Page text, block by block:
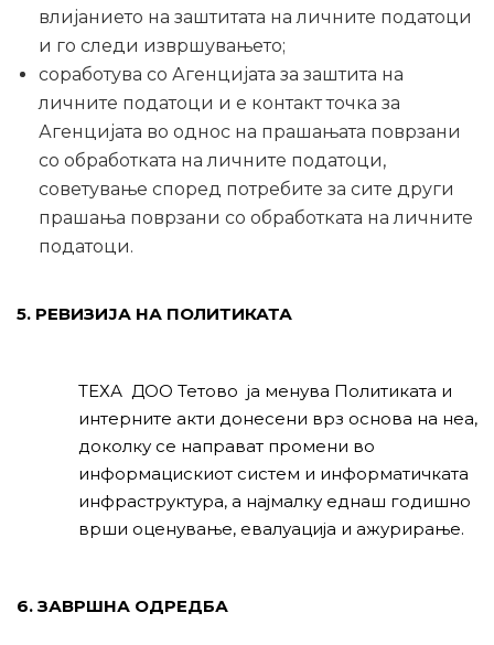
влијанието на заштитата на личните податоци
и го следи извршувањето;
соработува со Агенцијата за заштита на
личните податоци и е контакт точка за
Агенцијата во однос на прашањата поврзани
со обработката на личните податоци,
советување според потребите за сите други
прашања поврзани со обработката на личните
податоци.
5. РЕВИЗИЈА НА ПОЛИТИКАТА
ТЕХА ДОО Тетово ја менува Политиката и
интерните акти донесени врз основа на неа,
доколку се направат промени во
информацискиот систем и информатичката
инфраструктура, а најмалку еднаш годишно
врши оценување, евалуација и ажурирање.
6. ЗАВРШНА ОДРЕДБА